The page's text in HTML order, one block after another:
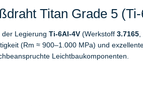
Titan Grade 5
Legierung Ti-6Al-4V (Werkstoff 3.7165
(Rm ≈ 900–1.000 MPa) und
Leichtbaukomponenten.